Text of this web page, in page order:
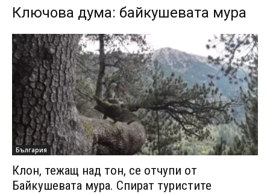
Ключова дума: байкушевата мура
България
Клон, тежащ над тон, се отчупи от
Байкушевата мура. Спират туристите